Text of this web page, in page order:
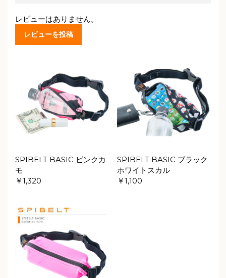
レビューはありません。
レビューを投稿
SPIBELT BASIC ピンクカ
モ
￥1,320
SPIBELT BASIC ブラック
ホワイトスカル
￥1,100